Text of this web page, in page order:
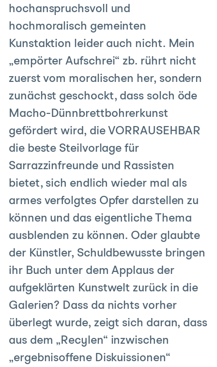
hochanspruchsvoll und
hochmoralisch gemeinten
Kunstaktion leider auch nicht. Mein
„empörter Aufschrei“ zb. rührt nicht
zuerst vom moralischen her, sondern
zunächst geschockt, dass solch öde
Macho-Dünnbrettbohrerkunst
gefördert wird, die VORRAUSEHBAR
die beste Steilvorlage für
Sarrazzinfreunde und Rassisten
bietet, sich endlich wieder mal als
armes verfolgtes Opfer darstellen zu
können und das eigentliche Thema
ausblenden zu können. Oder glaubte
der Künstler, Schuldbewusste bringen
ihr Buch unter dem Applaus der
aufgeklärten Kunstwelt zurück in die
Galerien? Dass da nichts vorher
überlegt wurde, zeigt sich daran, dass
aus dem „Recylen“ inzwischen
„ergebnisoffene Diskuissionen“